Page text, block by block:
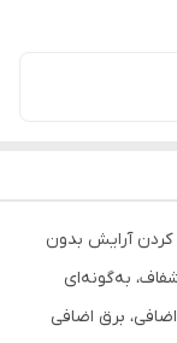
کردن آرایش بدون
به‌گونه‌ای
برق اضافی